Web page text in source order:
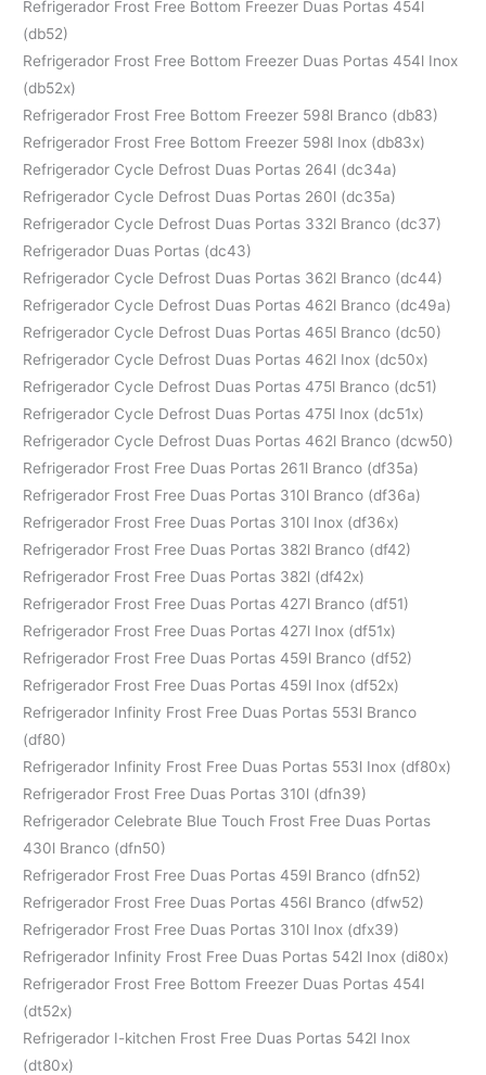
Refrigerador Frost Free Bottom Freezer Duas Portas 454l
(db52)
Refrigerador Frost Free Bottom Freezer Duas Portas 454l Inox
(db52x)
Refrigerador Frost Free Bottom Freezer 598l Branco (db83)
Refrigerador Frost Free Bottom Freezer 598l Inox (db83x)
Refrigerador Cycle Defrost Duas Portas 264l (dc34a)
Refrigerador Cycle Defrost Duas Portas 260l (dc35a)
Refrigerador Cycle Defrost Duas Portas 332l Branco (dc37)
Refrigerador Duas Portas (dc43)
Refrigerador Cycle Defrost Duas Portas 362l Branco (dc44)
Refrigerador Cycle Defrost Duas Portas 462l Branco (dc49a)
Refrigerador Cycle Defrost Duas Portas 465l Branco (dc50)
Refrigerador Cycle Defrost Duas Portas 462l Inox (dc50x)
Refrigerador Cycle Defrost Duas Portas 475l Branco (dc51)
Refrigerador Cycle Defrost Duas Portas 475l Inox (dc51x)
Refrigerador Cycle Defrost Duas Portas 462l Branco (dcw50)
Refrigerador Frost Free Duas Portas 261l Branco (df35a)
Refrigerador Frost Free Duas Portas 310l Branco (df36a)
Refrigerador Frost Free Duas Portas 310l Inox (df36x)
Refrigerador Frost Free Duas Portas 382l Branco (df42)
Refrigerador Frost Free Duas Portas 382l (df42x)
Refrigerador Frost Free Duas Portas 427l Branco (df51)
Refrigerador Frost Free Duas Portas 427l Inox (df51x)
Refrigerador Frost Free Duas Portas 459l Branco (df52)
Refrigerador Frost Free Duas Portas 459l Inox (df52x)
Refrigerador Infinity Frost Free Duas Portas 553l Branco
(df80)
Refrigerador Infinity Frost Free Duas Portas 553l Inox (df80x)
Refrigerador Frost Free Duas Portas 310l (dfn39)
Refrigerador Celebrate Blue Touch Frost Free Duas Portas
430l Branco (dfn50)
Refrigerador Frost Free Duas Portas 459l Branco (dfn52)
Refrigerador Frost Free Duas Portas 456l Branco (dfw52)
Refrigerador Frost Free Duas Portas 310l Inox (dfx39)
Refrigerador Infinity Frost Free Duas Portas 542l Inox (di80x)
Refrigerador Frost Free Bottom Freezer Duas Portas 454l
(dt52x)
Refrigerador I-kitchen Frost Free Duas Portas 542l Inox
(dt80x)